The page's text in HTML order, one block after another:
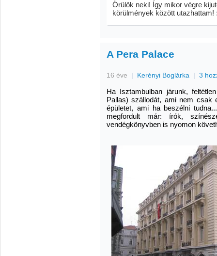
Örülök neki! Így mikor végre
körülmények között utazhattam!
A Pera Palace
16 éve | Kerényi Boglárka | 3
Ha Isztambulban járunk,
Pallas) szállodát, ami nem csak
épületet, ami ha beszélni
megfordult már: írók,
vendégkönyvben is nyomon